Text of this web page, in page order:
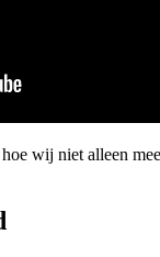
wij niet alleen